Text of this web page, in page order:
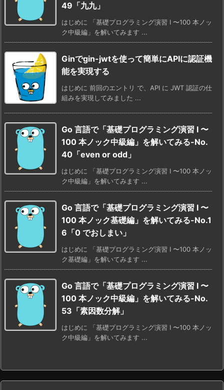
49「九九」
はじめに 「基礎プログラミング演習 I 〜100 本ノッ
ク中級編」を解いてみます ...
Ginでgin-jwtを使って簡単にAPIに認証機
能を実現する
はじめに 前回のエントリ で、API に JWT 認証の仕
組みを実現してみました ...
Go 言語で「基礎プログラミング演習 I 〜
100 本ノック中級編」を解いてみる-No.
40「even or odd」
はじめに 「基礎プログラミング演習 I 〜100 本ノッ
ク中級編」を解いてみます ...
Go 言語で「基礎プログラミング演習 I 〜
100 本ノック基礎編」を解いてみる-No.1
6「0 でおしまい」
はじめに 「基礎プログラミング演習 I 〜100 本ノッ
ク基礎編」を解いてみます ...
Go 言語で「基礎プログラミング演習 I 〜
100 本ノック中級編」を解いてみる-No.
53「素因数分解」
はじめに 「基礎プログラミング演習 I 〜100 本ノッ
ク中級編」を解いてみます ...